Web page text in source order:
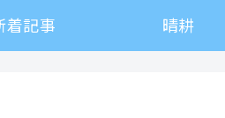
着記事 晴耕